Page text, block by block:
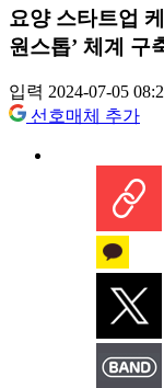
요양 스타트업
원스톱’ 체계 구
입력 2024-07-05
선호매체 추가